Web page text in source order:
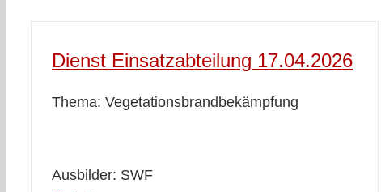
Dienst Einsatzabteilung 17.04.2026
Thema: Vegetationsbrandbekämpfung
Ausbilder: SWF